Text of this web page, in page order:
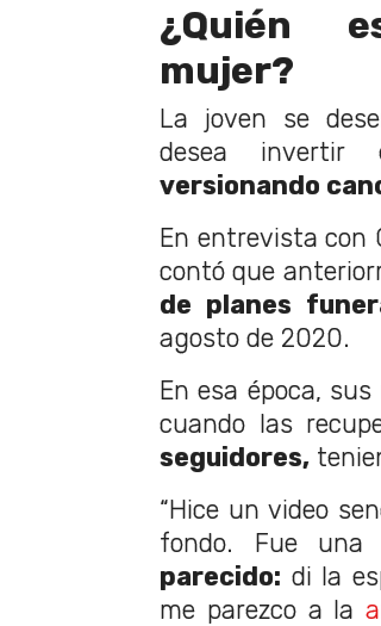
¿Quién
mujer?
La joven se
desea
versionando
En entrevista con
contó que
de planes
agosto de 2020.
En esa época,
cuando las
seguidores,
“Hice un video
fondo. Fue una
parecido: di la
me parezco a la